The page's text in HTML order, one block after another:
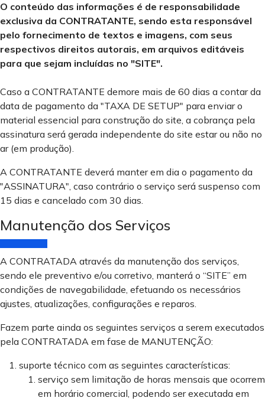
O conteúdo das informações é de responsabilidade
exclusiva da CONTRATANTE, sendo esta responsável
pelo fornecimento de textos e imagens, com seus
respectivos direitos autorais, em arquivos editáveis
para que sejam incluídas no "SITE".
Caso a CONTRATANTE demore mais de 60 dias a contar da
data de pagamento da "TAXA DE SETUP" para enviar o
material essencial para construção do site, a cobrança pela
assinatura será gerada independente do site estar ou não no
ar (em produção).
A CONTRATANTE deverá manter em dia o pagamento da
"ASSINATURA", caso contrário o serviço será suspenso com
15 dias e cancelado com 30 dias.
Manutenção dos Serviços
A CONTRATADA através da manutenção dos serviços,
sendo ele preventivo e/ou corretivo, manterá o “SITE” em
condições de navegabilidade, efetuando os necessários
ajustes, atualizações, configurações e reparos.
Fazem parte ainda os seguintes serviços a serem executados
pela CONTRATADA em fase de MANUTENÇÃO:
suporte técnico com as seguintes características:
serviço sem limitação de horas mensais que ocorrem
em horário comercial, podendo ser executada em